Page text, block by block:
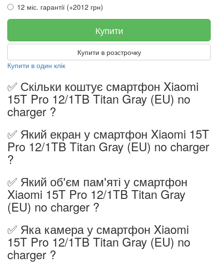
12 міс. гарантії (+2012 грн)
Купити
Купити в розстрочку
Купити в один клік
✅ Скільки коштує смартфон Xiaomi
15T Pro 12/1TB Titan Gray (EU) no
charger ?
✅ Який екран у смартфон Xiaomi 15T
Pro 12/1TB Titan Gray (EU) no charger
?
✅ Який об'єм пам'яті у смартфон
Xiaomi 15T Pro 12/1TB Titan Gray
(EU) no charger ?
✅ Яка камера у смартфон Xiaomi
15T Pro 12/1TB Titan Gray (EU) no
charger ?